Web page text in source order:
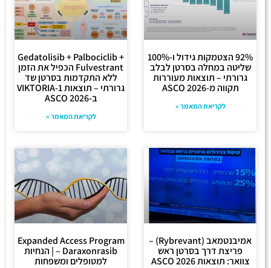
92% הצטמקות גידול ו-100%
שליטה במחלה בסרטן לבלב
גרורתי – תוצאות מעוררות
תקווה מ-ASCO 2026
לקריאת המאמר »
Gedatolisib + Palbociclib +
Fulvestrant הכפיל את הזמן
ללא התקדמות בסרטן שד
גרורתי – תוצאות VIKTORIA-1
ב-ASCO 2026
לקריאת המאמר »
אמיבנטמאב (Rybrevant) –
פריצת דרך בסרטן ראש
צוואר: תוצאות ASCO 2026
Expanded Access Program
– Daraxonrasib | הנחיות
למטופלים ומשפחות